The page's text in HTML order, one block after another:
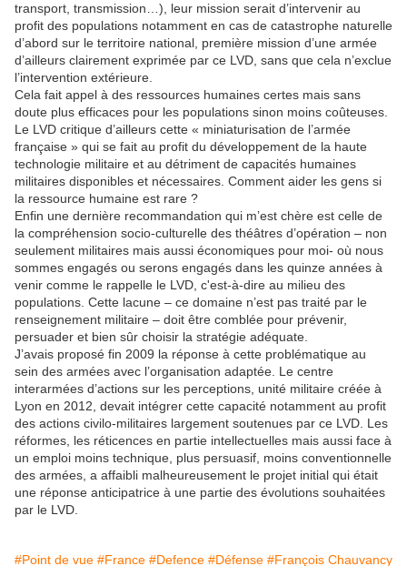
transport, transmission…), leur mission serait d’intervenir au
profit des populations notamment en cas de catastrophe naturelle
d’abord sur le territoire national, première mission d’une armée
d’ailleurs clairement exprimée par ce LVD, sans que cela n’exclue
l’intervention extérieure.
Cela fait appel à des ressources humaines certes mais sans
doute plus efficaces pour les populations sinon moins coûteuses.
Le LVD critique d’ailleurs cette « miniaturisation de l’armée
française » qui se fait au profit du développement de la haute
technologie militaire et au détriment de capacités humaines
militaires disponibles et nécessaires. Comment aider les gens si
la ressource humaine est rare ?
Enfin une dernière recommandation qui m’est chère est celle de
la compréhension socio-culturelle des théâtres d’opération – non
seulement militaires mais aussi économiques pour moi- où nous
sommes engagés ou serons engagés dans les quinze années à
venir comme le rappelle le LVD, c'est-à-dire au milieu des
populations. Cette lacune – ce domaine n’est pas traité par le
renseignement militaire – doit être comblée pour prévenir,
persuader et bien sûr choisir la stratégie adéquate.
J’avais proposé fin 2009 la réponse à cette problématique au
sein des armées avec l’organisation adaptée. Le centre
interarmées d’actions sur les perceptions, unité militaire créée à
Lyon en 2012, devait intégrer cette capacité notamment au profit
des actions civilo-militaires largement soutenues par ce LVD. Les
réformes, les réticences en partie intellectuelles mais aussi face à
un emploi moins technique, plus persuasif, moins conventionnelle
des armées, a affaibli malheureusement le projet initial qui était
une réponse anticipatrice à une partie des évolutions souhaitées
par le LVD.
#Point de vue #France #Defence #Défense #François Chauvancy